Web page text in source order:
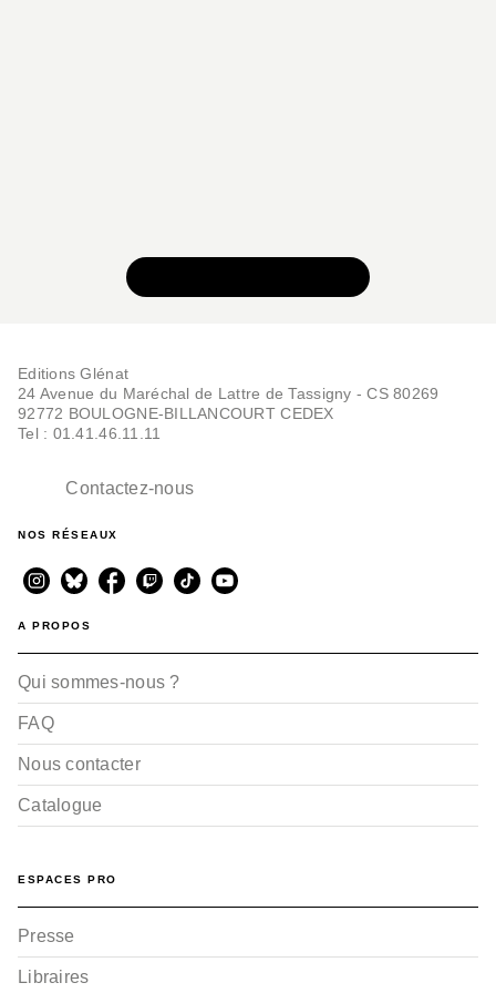
Editions Glénat
24 Avenue du Maréchal de Lattre de Tassigny - CS 80269
92772 BOULOGNE-BILLANCOURT CEDEX
Tel : 01.41.46.11.11
Contactez-nous
NOS RÉSEAUX
A PROPOS
Qui sommes-nous ?
FAQ
Nous contacter
Catalogue
ESPACES PRO
Presse
Libraires